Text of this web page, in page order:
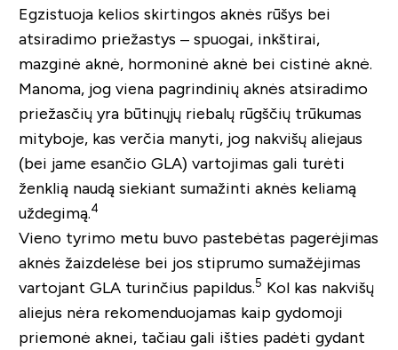
Egzistuoja kelios skirtingos aknės rūšys bei
atsiradimo priežastys – spuogai, inkštirai,
mazginė aknė, hormoninė aknė bei cistinė aknė.
Manoma, jog viena pagrindinių aknės atsiradimo
priežasčių yra būtinųjų riebalų rūgščių trūkumas
mityboje, kas verčia manyti, jog nakvišų aliejaus
(bei jame esančio GLA) vartojimas gali turėti
ženklią naudą siekiant sumažinti aknės keliamą
uždegimą.4
Vieno tyrimo metu buvo pastebėtas pagerėjimas
aknės žaizdelėse bei jos stiprumo sumažėjimas
vartojant GLA turinčius papildus.5 Kol kas nakvišų
aliejus nėra rekomenduojamas kaip gydomoji
priemonė aknei, tačiau gali išties padėti gydant